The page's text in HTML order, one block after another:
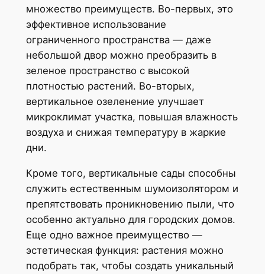
множество преимуществ. Во-первых, это
эффективное использование
ограниченного пространства — даже
небольшой двор можно преобразить в
зеленое пространство с высокой
плотностью растений. Во-вторых,
вертикальное озеленение улучшает
микроклимат участка, повышая влажность
воздуха и снижая температуру в жаркие
дни.
Кроме того, вертикальные сады способны
служить естественным шумоизолятором и
препятствовать проникновению пыли, что
особенно актуально для городских домов.
Еще одно важное преимущество —
эстетическая функция: растения можно
подобрать так, чтобы создать уникальный